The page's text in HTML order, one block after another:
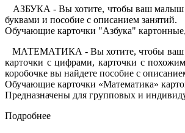
АЗБУКА - Вы хотите, чтобы ваш малыш
буквами и пособие с описанием занятий.
Обучающие карточки "Азбука"
МАТЕМАТИКА - Вы хотите, чтобы ваш
карточки с цифрами, карточки с
коробочке вы найдете пособие с
Обучающие карточки «Математика»
Предназначены для групповых и
Подробнее